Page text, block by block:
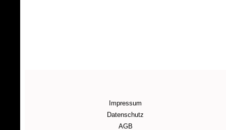
Impressum
Datenschutz
AGB